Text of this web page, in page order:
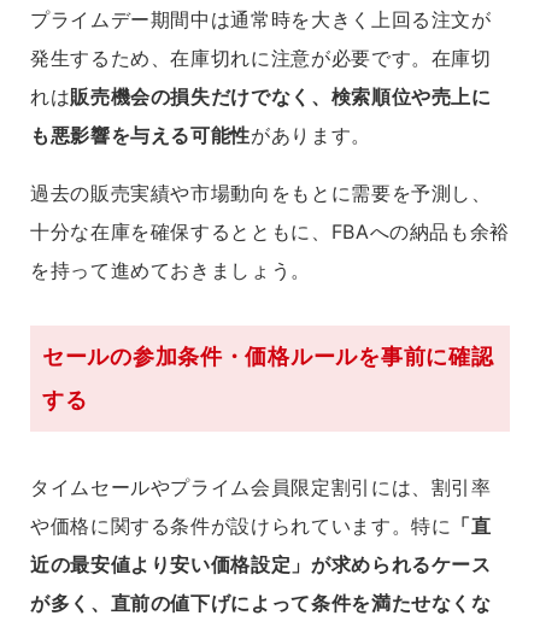
プライムデー期間中は通常時を大きく上回る注文が
発生するため、在庫切れに注意が必要です。在庫切
れは販売機会の損失だけでなく、検索順位や売上に
も悪影響を与える可能性があります。
過去の販売実績や市場動向をもとに需要を予測し、
十分な在庫を確保するとともに、FBAへの納品も余裕
を持って進めておきましょう。
セールの参加条件・価格ルールを事前に確認
する
タイムセールやプライム会員限定割引には、割引率
や価格に関する条件が設けられています。特に 「直
近の最安値より安い価格設定」が求められるケース
が多く、直前の値下げによって条件を満たせなくな